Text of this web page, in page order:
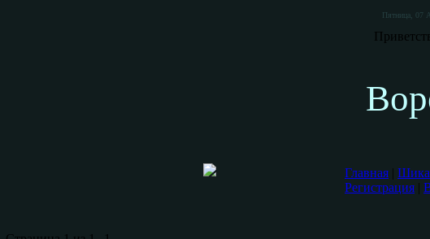
Пятница, 07
Главная |
Регистрация |